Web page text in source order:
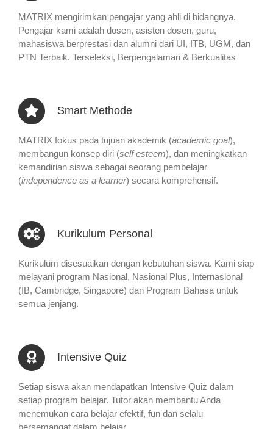
MATRIX mengirimkan pengajar yang ahli di bidangnya.
Pengajar kami adalah dosen, asisten dosen, guru,
mahasiswa berprestasi dan alumni dari UI, ITB, UGM, dan
PTN Terbaik. Terseleksi, Berpengalaman & Berkualitas
Smart Methode
MATRIX fokus pada tujuan akademik (academic goal),
membangun konsep diri (self esteem), dan meningkatkan
kemandirian siswa sebagai seorang pembelajar
(independence as a learner) secara komprehensif.
Kurikulum Personal
Kurikulum disesuaikan dengan kebutuhan siswa. Kami siap
melayani program Nasional, Nasional Plus, Internasional
(IB, Cambridge, Singapore) dan Program Bahasa untuk
semua jenjang.
Intensive Quiz
Setiap siswa akan mendapatkan Intensive Quiz dalam
setiap program belajar. Tutor akan membantu Anda
menemukan cara belajar efektif, fun dan selalu
bersemangat dalam belajar.